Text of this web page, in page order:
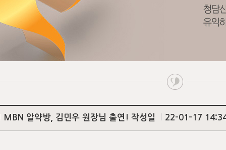
알약방, 김민우 원장님 출연! 작성일 22-01-17